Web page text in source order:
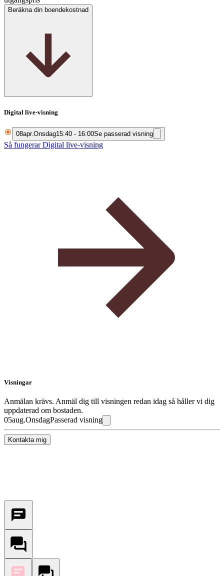
Beräkna din boendekostnad
Digital live-visning
08apr.Onsdag15:40 - 16:00Se passerad visning
Så fungerar Digital live-visning
Visningar
Anmälan krävs. Anmäl dig till visningen redan idag så håller vi dig
uppdaterad om bostaden.
05aug.OnsdagPasserad visning
Kontakta mig